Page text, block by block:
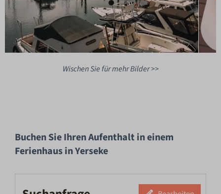
Wischen Sie für mehr Bilder >>
Buchen Sie Ihren Aufenthalt in einem
Ferienhaus in Yerseke